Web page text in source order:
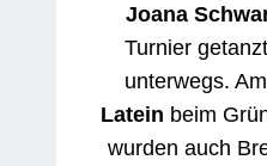
Joana
Turnier
unterwegs.
Latein beim
wurden auch